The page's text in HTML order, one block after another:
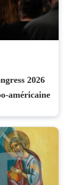
2026
américaine